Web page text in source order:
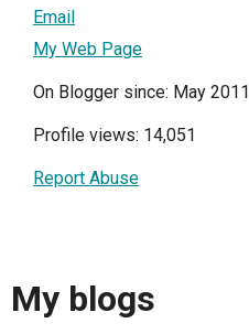
Email
My Web Page
On Blogger since: May 2011
Profile views: 14,051
Report Abuse
My blogs